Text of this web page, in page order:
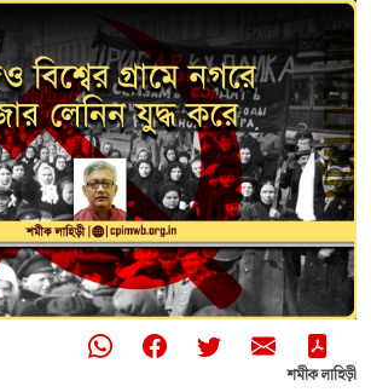
শমীক লাহিড়ী